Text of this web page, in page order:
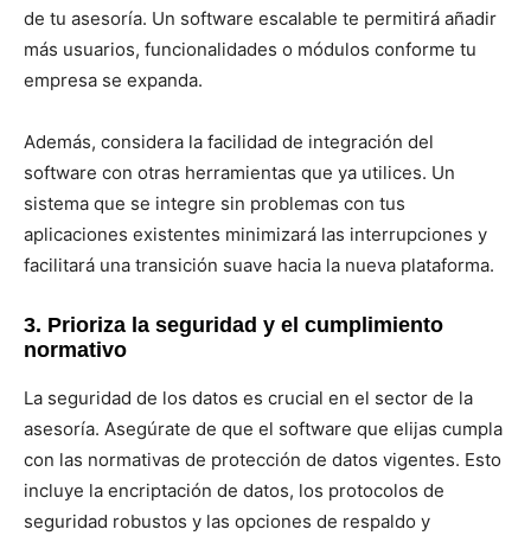
de tu asesoría. Un software escalable te permitirá añadir
más usuarios, funcionalidades o módulos conforme tu
empresa se expanda.
Además, considera la facilidad de integración del
software con otras herramientas que ya utilices. Un
sistema que se integre sin problemas con tus
aplicaciones existentes minimizará las interrupciones y
facilitará una transición suave hacia la nueva plataforma.
3. Prioriza la seguridad y el cumplimiento
normativo
La seguridad de los datos es crucial en el sector de la
asesoría. Asegúrate de que el software que elijas cumpla
con las normativas de protección de datos vigentes. Esto
incluye la encriptación de datos, los protocolos de
seguridad robustos y las opciones de respaldo y